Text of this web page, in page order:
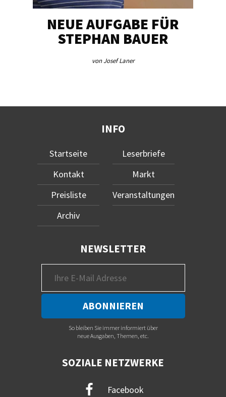
NEUE AUFGABE FÜR
STEPHAN BAUER
von Josef Laner
INFO
Startseite
Kontakt
Preisliste
Archiv
Leserbriefe
Markt
Veranstaltungen
NEWSLETTER
So bleiben Sie immer informiert über
neue Ausgaben, Themen, etc.
SOZIALE NETZWERKE
Facebook